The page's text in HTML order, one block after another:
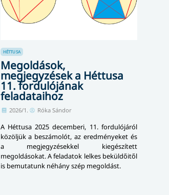
HÉTTUSA
Megoldások,
megjegyzések a Héttusa
11. fordulójának
feladataihoz
2026/1. Róka Sándor
A Héttusa 2025 decemberi, 11. fordulójáról
közöljük a beszámolót, az eredményeket és
a megjegyzésekkel kiegészített
megoldásokat. A feladatok lelkes beküldőitől
is bemutatunk néhány szép megoldást.